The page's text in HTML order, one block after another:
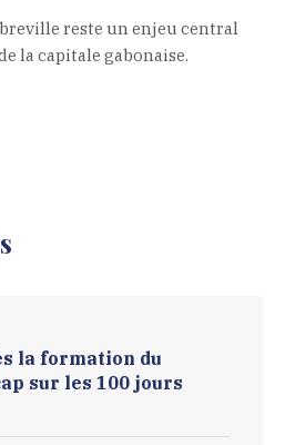
reste un enjeu central
la capitale gabonaise.
la formation du
sur les 100 jours